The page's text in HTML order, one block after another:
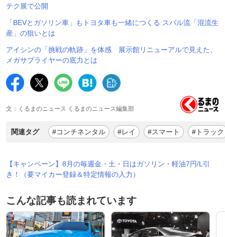
テク展で公開
「BEVとガソリン車」もトヨタ車も一緒につくる スバル流「混流生
産」の狙いとは
アイシンの「挑戦の軌跡」を体感 展示館リニューアルで見えた、
メガサプライヤーの底力とは
文：くるまのニュース くるまのニュース編集部
関連タグ #コンチネンタル #レイ #スマート #トラック
【キャンペーン】8月の毎週金・土・日はガソリン・軽油7円/L引
き！（要マイカー登録＆特定情報の入力）
こんな記事も読まれています